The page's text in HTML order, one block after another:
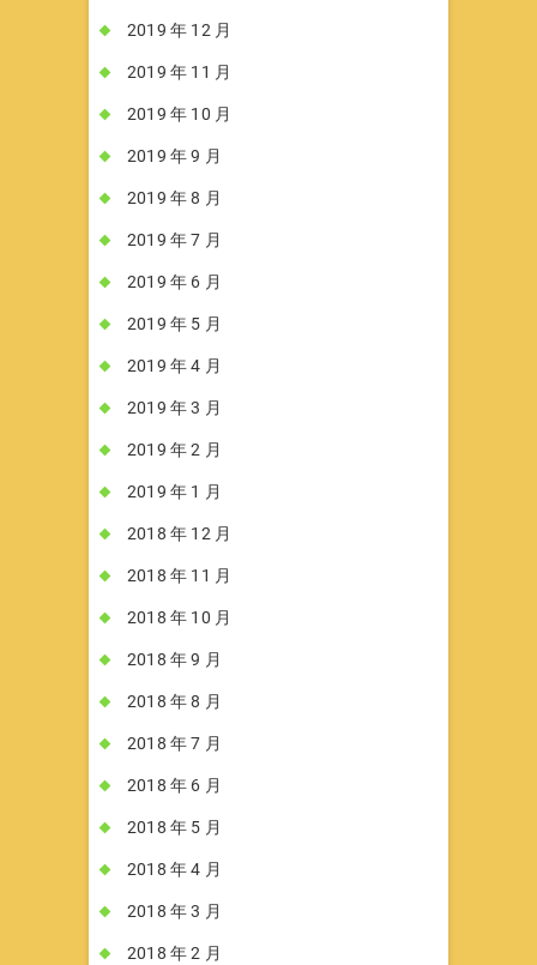
2019 年 12 月
2019 年 11 月
2019 年 10 月
2019 年 9 月
2019 年 8 月
2019 年 7 月
2019 年 6 月
2019 年 5 月
2019 年 4 月
2019 年 3 月
2019 年 2 月
2019 年 1 月
2018 年 12 月
2018 年 11 月
2018 年 10 月
2018 年 9 月
2018 年 8 月
2018 年 7 月
2018 年 6 月
2018 年 5 月
2018 年 4 月
2018 年 3 月
2018 年 2 月